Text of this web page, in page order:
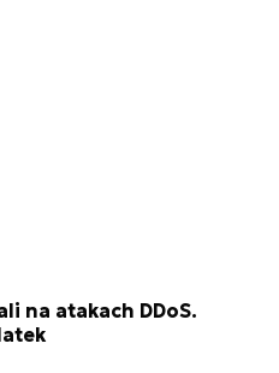
na atakach DDoS.